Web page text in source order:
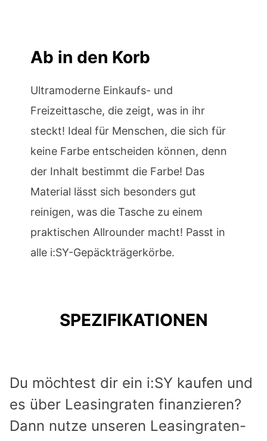
Ab in den Korb
Ultramoderne Einkaufs- und
Freizeittasche, die zeigt, was in ihr
steckt! Ideal für Menschen, die sich für
keine Farbe entscheiden können, denn
der Inhalt bestimmt die Farbe! Das
Material lässt sich besonders gut
reinigen, was die Tasche zu einem
praktischen Allrounder macht! Passt in
alle i:SY-Gepäckträgerkörbe.
SPEZIFIKATIONEN
Du möchtest dir ein i:SY kaufen und
es über Leasingraten finanzieren?
Dann nutze unseren Leasingraten-